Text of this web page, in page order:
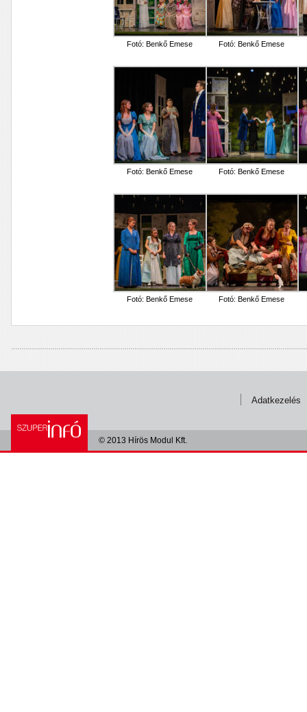
Fotó: Benkő Emese Fotó: Benkő Emese
Fotó: Benkő Emese Fotó: Benkő Emese
Fotó: Benkő Emese Fotó: Benkő Emese
Adatkezelés
© 2013 Hírös Modul Kft.